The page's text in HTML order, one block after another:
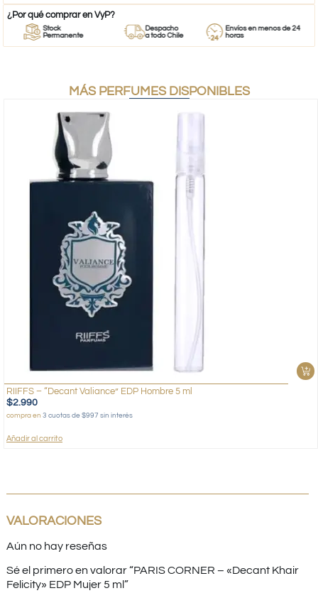
¿Por qué comprar en VyP?
Stock
Permanente
Despacho
a todo Chile
Envíos en menos de 24
horas
MÁS PERFUMES DISPONIBLES
RIIFFS – “Decant Valiance” EDP Hombre 5 ml
$2.990
compra en 3 cuotas de $997 sin interés
Añadir al carrito
VALORACIONES
Aún no hay reseñas
Sé el primero en valorar “PARIS CORNER – «Decant Khair
Felicity» EDP Mujer 5 ml”